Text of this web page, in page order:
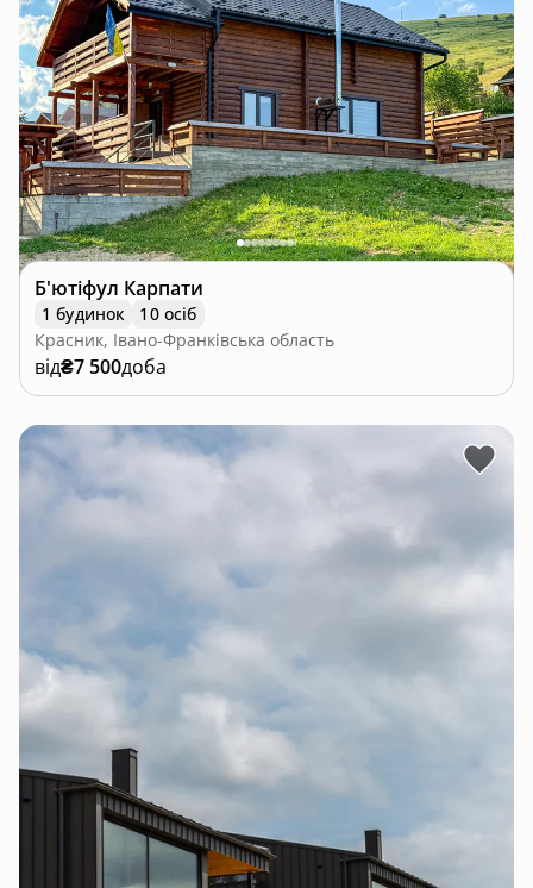
Б'ютіфул Карпати
1 будинок
10 осіб
Красник, Івано-Франківська область
від₴7 500доба